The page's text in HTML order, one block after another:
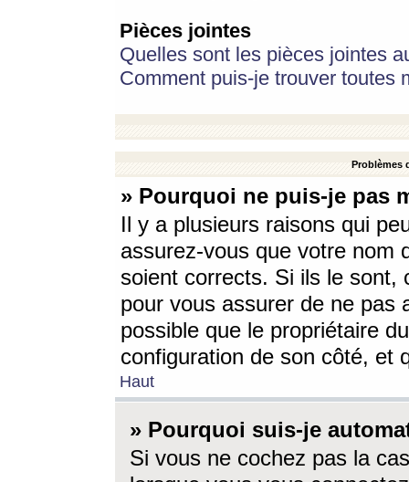
Pièces jointes
Quelles sont les pièces jointes
Comment puis-je trouver toutes
Problèmes
» Pourquoi ne puis-je pas
Il y a plusieurs raisons qui
assurez-vous que votre nom
soient corrects. Si ils le sont,
pour vous assurer de ne pas
possible que le propriétaire
configuration de son côté, et
Haut
» Pourquoi suis-je
Si vous ne cochez pas la